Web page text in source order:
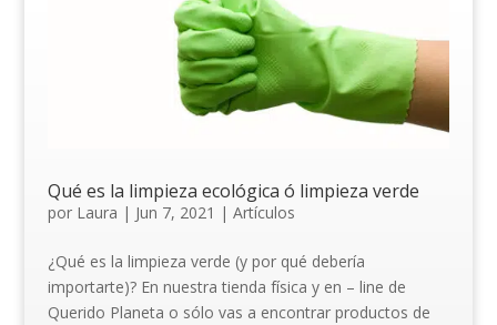
Qué es la limpieza ecológica ó limpieza verde
por Laura | Jun 7, 2021 | Artículos
¿Qué es la limpieza verde (y por qué debería
importarte)? En nuestra tienda física y en – line de
Querido Planeta o sólo vas a encontrar productos de